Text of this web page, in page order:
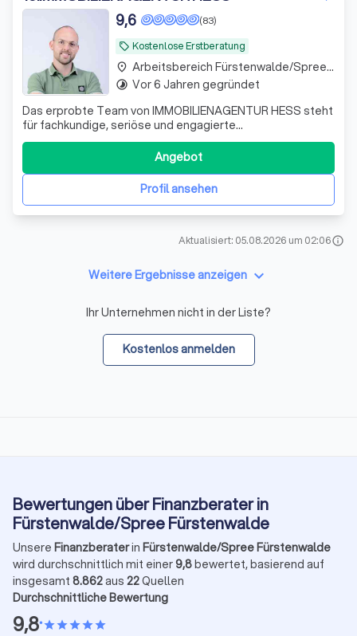
local_offer Kostenlose Erstberatung
(83)
9,6
Das erprobte Team von IMMOBILIENAGENTUR HESS steht
für fachkundige, seriöse und engagierte
Vermittlungsarbeit. Wir führen Verkäufer und Käufer,
Vermieter und Mieter zusammen - zum Wohle aller
Beteiligten. Hinter dem Gründer, Stanley Hess, steht ein
Team aus erfahrenen und qualifizierten Immobiliene
Profil ansehen
Angebot
place Arbeitsbereich Fürstenwalde/Spree Fürstenwalde
timelapse Vor 6 Jahren gegründet
Aktualisiert: 05.08.2026 um 02:06info
Weitere Ergebnisse anzeigen keyboard_arrow_down
Ihr Unternehmen nicht in der Liste?
Kostenlos anmelden
Bewertungen über Finanzberater in
Fürstenwalde/Spree Fürstenwalde
Unsere Finanzberaterin Fürstenwalde/Spree Fürstenwalde
wird durchschnittlich mit einer9,8bewertet, basierend auf
insgesamt 8.862aus 22Quellen
Durchschnittliche Bewertung
9,8•starstarstarstarstar